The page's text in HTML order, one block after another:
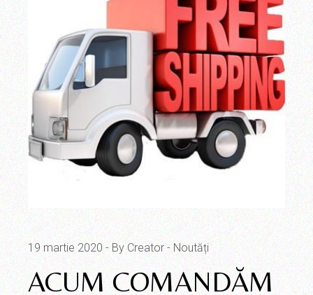
19 martie 2020 By Creator Noutăți
ACUM COMANDĂM